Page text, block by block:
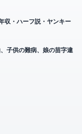
収・ハーフ説・ヤンキー
子供の難病、娘の苗字違